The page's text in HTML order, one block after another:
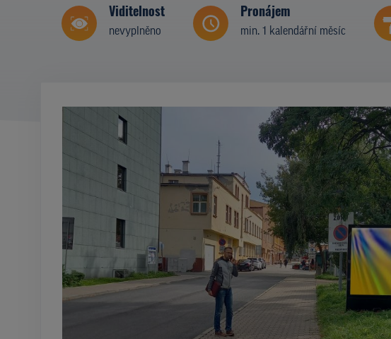
Viditelnost
nevyplněno
Pronájem
min. 1 kalendářní měsíc